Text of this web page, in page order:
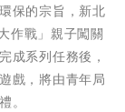
保的宗旨，新北
作戰」親子闖關
成系列任務後，
戲，將由青年局
。